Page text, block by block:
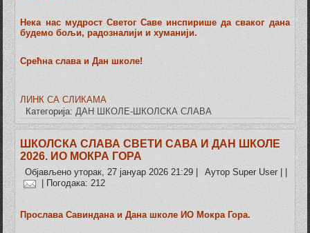
Нека нас мудрост Светог Саве инспирише да сваког дана
будемо бољи, радозналији и хуманији.
Срећна слава и Дан школе!
ЛИНК СА СЛИКАМА
Категорија: ДАН ШКОЛЕ-ШКОЛСКА СЛАВА
ШКОЛСКА СЛАВА СВЕТИ САВА И ДАН ШКОЛЕ
2026. ИО МОКРА ГОРА
Објављено уторак, 27 јануар 2026 21:29 Аутор Super User|
| Погодака: 212
Прослава Савиндана и Дана школе ИО Мокра Гора.